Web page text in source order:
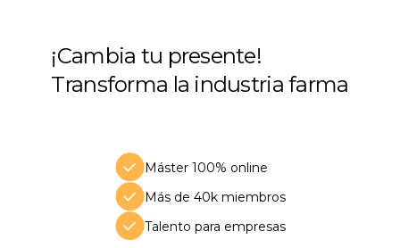
¡Cambia tu presente!
Transforma la industria farma
Máster 100% online
Más de 40k miembros
Talento para empresas